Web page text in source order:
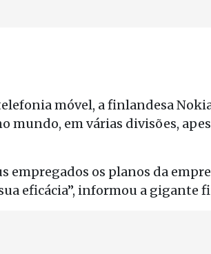
móvel, a finlandesa
mundo, em várias divisões,
empregados os planos da
eficácia”, informou a gigante